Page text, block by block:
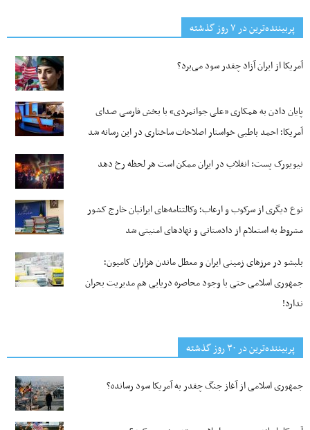
پربیننده‌ترین‌ در ۷ روز گذشته
آمریکا از ایران آزاد چقدر سود می‌برد؟
پایان دادن به همکاری «علی جوانمردی» با بخش فارسی صدای
آمریکا؛ احمد باطبی خواستار اصلاحات ساختاری در این رسانه شد
نیویورک پست: انقلاب در ایران ممکن است هر لحظه رخ دهد
نوع دیگری از سرکوب و ارعاب؛ وکالتنامه‌های ایرانیان خارج کشور
مشروط به استعلام از دادستانی و نهادهای امنیتی شد
بلبشو در مرزهای زمینی ایران و معطل ماندن هزاران کامیون؛
جمهوری اسلامی حتی با وجود محاصره دریایی هم مدیریت بحران
ندارد!
پربیننده‌ترین‌ در ۳۰ روز گذشته
جمهوری اسلامی از آغاز جنگ چقدر به آمریکا سود رسانده؟